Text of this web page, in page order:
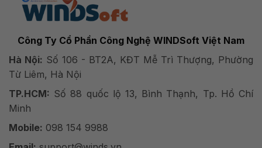
Công Ty Cổ Phần Công Nghệ WINDSoft Việt Nam
Hà Nội: Số 106 - BT2A, KĐT Mễ Trì Thượng, Phường
Từ Liêm, Hà Nội
TP.HCM: Số 88 quốc lộ 13, Bình Thạnh, Tp. Hồ Chí
Minh
Mobile: 098 154 9988